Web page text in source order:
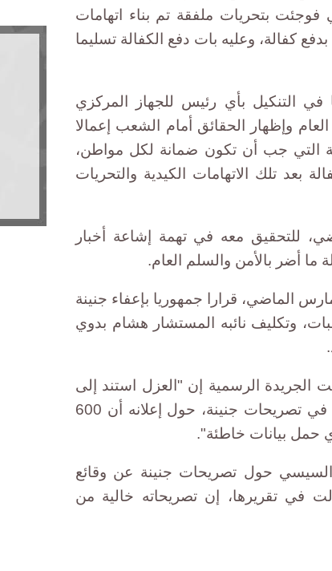
بتحريات ملفقة تم بناء اتهامات
كفالة، وعليه بات دفع الكفالة تسليما
التنكيل بأي رئيس للجهاز المركزي
وإظهار الحقائق أمام الشعب إعمالا
التي جب أن تكون ضمانة لكل مواطن،
بعد تلك الاتهامات الكيدية والتحريات
للتحقيق معه في تهمة إشاعة أخبار
أضر بالأمن والسلم العام.
الماضي، قرارا جمهوريا بإعفاء جنينة
وتكليف نائبه المستشار هشام بدوي
الجريدة الرسمية إن "العزل استند إلى
بيان نيابة أمن الدولة العليا بشأن تحقيقاتها في تصريحات جنينة، حول إعلانه أن 600
حمل بيانات خاطئة".
حول تصريحات جنينة عن وقائع
مليار جنيه، قالت في تقريرها، إن تصريحاته خالية من